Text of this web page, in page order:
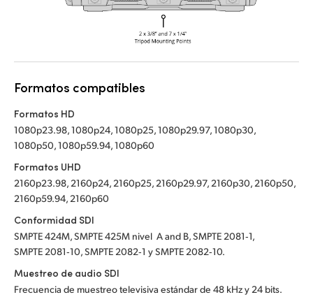
Formatos compatibles
Formatos HD
1080p23.98, 1080p24, 1080p25, 1080p29.97, 1080p30,
1080p50, 1080p59.94, 1080p60
Formatos UHD
2160p23.98, 2160p24, 2160p25, 2160p29.97, 2160p30, 2160p50,
2160p59.94, 2160p60
Conformidad SDI
SMPTE 424M, SMPTE 425M nivel A and B, SMPTE 2081‑1,
SMPTE 2081‑10, SMPTE 2082‑1 y SMPTE 2082‑10.
Muestreo de audio SDI
Frecuencia de muestreo televisiva estándar de 48 kHz y 24 bits.